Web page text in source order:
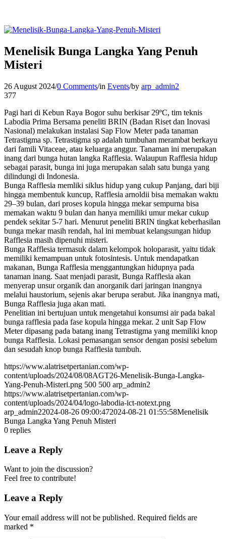
Menelisik Bunga Langka Yang Penuh
Misteri
26 August 2024/0 Comments/in Events/by arp_admin2
377
Pagi hari di Kebun Raya Bogor suhu berkisar 29ºC, tim teknis
Labodia Prima Bersama peneliti BRIN (Badan Riset dan Inovasi
Nasional) melakukan instalasi Sap Flow Meter pada tanaman
Tetrastigma sp. Tetrastigma sp adalah tumbuhan merambat berkayu
dari famili Vitaceae, atau keluarga anggur. Tanaman ini merupakan
inang dari bunga hutan langka Rafflesia. Walaupun Rafflesia hidup
sebagai parasit, bunga ini juga merupakan salah satu bunga yang
dilindungi di Indonesia.
Bunga Rafflesia memliki siklus hidup yang cukup Panjang, dari biji
hingga membentuk kuncup, Rafflesia arnoldii bisa memakan waktu
29–39 bulan, dari proses kopula hingga mekar sempurna bisa
memakan waktu 9 bulan dan hanya memiliki umur mekar cukup
pendek sekitar 5-7 hari. Menurut peneliti BRIN tingkat keberhasilan
bunga mekar masih rendah, hal ini membuat kelangsungan hidup
Rafflesia masih dipenuhi misteri.
Bunga Rafflesia termasuk dalam kelompok holoparasit, yaitu tidak
memiliki kemampuan untuk fotosintesis. Untuk mendapatkan
makanan, Bunga Rafflesia menggantungkan hidupnya pada
tanaman inang. Saat menjadi parasit, Bunga Rafflesia akan
menyerap unsur organik dan anorganik dari jaringan inangnya
melalui haustorium, sejenis akar berupa serabut. Jika inangnya mati,
Bunga Rafflesia juga akan mati.
Penelitian ini bertujuan untuk mengetahui konsumsi air pada bakal
bunga rafflesia pada fase kopula hingga mekar. 2 unit Sap Flow
Meter dipasang pada batang inang Tetrastigma yang memiliki knop
bunga Rafflesia. Lokasi pemasangan sensor dengan posisi sebelum
dan sesudah knop bunga Rafflesia tumbuh.
https://www.alatrisetpertanian.com/wp-
content/uploads/2024/08/08AGT26-Menelisik-Bunga-Langka-
Yang-Penuh-Misteri.png 500 500 arp_admin2
https://www.alatrisetpertanian.com/wp-
content/uploads/2024/04/logo-labodia-ict-notext.png
arp_admin22024-08-26 09:00:472024-08-21 01:55:58Menelisik
Bunga Langka Yang Penuh Misteri
0 replies
Leave a Reply
Want to join the discussion?
Feel free to contribute!
Leave a Reply
Your email address will not be published. Required fields are
marked *